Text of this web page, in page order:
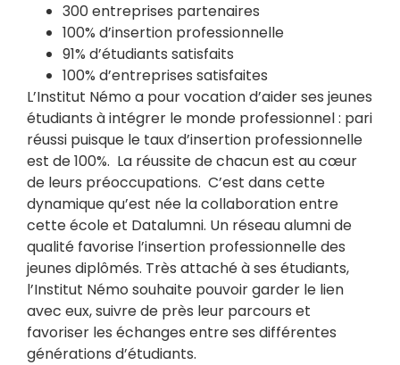
300 entreprises partenaires
100% d’insertion professionnelle
91% d’étudiants satisfaits
100% d’entreprises satisfaites
L’Institut Némo a pour vocation d’aider ses jeunes
étudiants à intégrer le monde professionnel : pari
réussi puisque le taux d’insertion professionnelle
est de 100%. La réussite de chacun est au cœur
de leurs préoccupations. C’est dans cette
dynamique qu’est née la collaboration entre
cette école et Datalumni. Un réseau alumni de
qualité favorise l’insertion professionnelle des
jeunes diplômés. Très attaché à ses étudiants,
l’Institut Némo souhaite pouvoir garder le lien
avec eux, suivre de près leur parcours et
favoriser les échanges entre ses différentes
générations d’étudiants.